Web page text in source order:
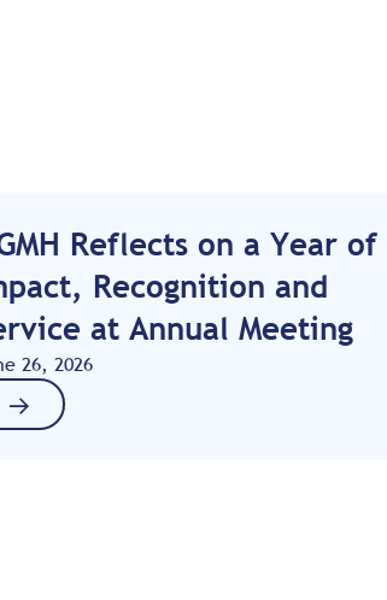
Reflects on a Year of
Recognition and
at Annual Meeting
26, 2026